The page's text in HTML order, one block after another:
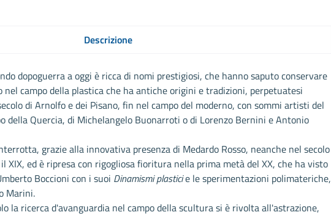
Descrizione
dopoguerra a oggi è ricca di nomi prestigiosi, che hanno saputo conservare
nel campo della plastica che ha antiche origini e tradizioni, perpetuatesi
di Arnolfo e dei Pisano, fin nel campo del moderno, con sommi artisti del
della Quercia, di Michelangelo Buonarroti o di Lorenzo Bernini e Antonio
grazie alla innovativa presenza di Medardo Rosso, neanche nel secolo
XIX, ed è ripresa con rigogliosa fioritura nella prima metà del XX, che ha visto
Boccioni con i suoi Dinamismi plasticie le sperimentazioni polimateriche,
Marini.
la ricerca d'avanguardia nel campo della scultura si è rivolta all'astrazione,